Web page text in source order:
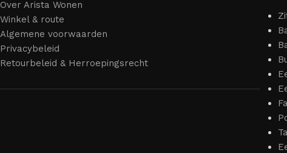
Over Arista Wonen
Winkel & route
Algemene voorwaarden
Privacybeleid
Retourbeleid & Herroepingsrecht